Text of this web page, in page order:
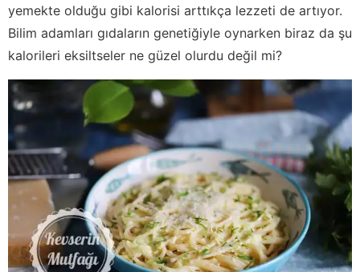
yemekte olduğu gibi kalorisi arttıkça lezzeti de artıyor.
Bilim adamları gıdaların genetiğiyle oynarken biraz da şu
kalorileri eksiltseler ne güzel olurdu değil mi?